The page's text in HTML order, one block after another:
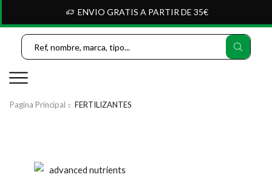
ENVIO GRATIS A PARTIR DE 35€
Pagina Principal FERTILIZANTES